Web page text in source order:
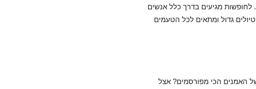
לחופשות מגיעים בדרך כלל אנשים
גדול ומתאים לכל הטעמים
האמנים הכי מפורסמים? אצל